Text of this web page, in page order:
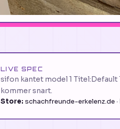
LIVE SPEC
sifon kantet model 1
kommer snart.
Store: schachfreunde-erkelenz.de ·